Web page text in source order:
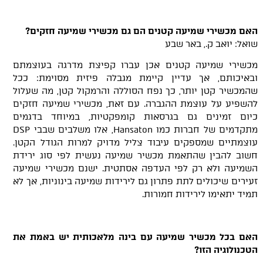
האם מכשירי שמיעה קטנים הם גם מכשירי שמיעה חזקים?
שואל: יואב ק., באר שבע
מכשירי שמיעה קטנים אכן עברו קפיצת מדרגה בעוצמתם
ובאיכותם, אך עדיין קיימת מגבלה פיזית מסוימת: ככל
שהמכשיר קטן יותר, כך נפח הסוללה והרמקול קטן, מה שעלול
להשפיע על עוצמת ההגברה. עם זאת, מכשירי שמיעה חזקים
כיום זמינים גם בגרסאות קומפקטיות, במיוחד בדגמים
מתקדמים של חברות כמו Hansaton, אלו משלבים שבבי DSP
עוצמתיים שמספקים עיבוד צליל מדויק למרות הגודל הקטן.
חשוב להבין שהתאמת מכשיר שמיעה נעשית לפי סוג ירידת
השמיעה ולא רק לפי העדפה אסתטית. ישנם מכשירי שמיעה
זעירים שיכולים לתת פתרון גם לירידות שמיעה בינוניות, אך לא
תמיד יתאימו לירידות חמורות.
האם בכל מכשיר שמיעה עם בינה מלאכותית יש באמת את
הטכנולוגיה הזו?